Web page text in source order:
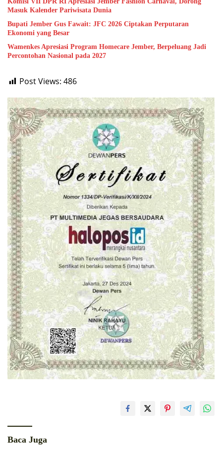
Masuk Kalender Pariwisata Dunia
Bupati Jember Gus Fawait: JFC 2026 Ciptakan Perputaran
Ekonomi yang Besar
Wamenkes Apresiasi Program Homecare Jember, Berpeluang Jadi
Percontohan Nasional pada 2027
Post Views: 486
Baca Juga